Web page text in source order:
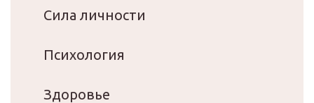
Сила личности
Психология
Здоровье